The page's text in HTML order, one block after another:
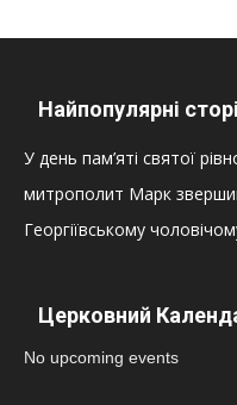
Найпопулярні
У день пам’яті святої
митрополит Марк
Георгіївському
Церковний
No upcoming events